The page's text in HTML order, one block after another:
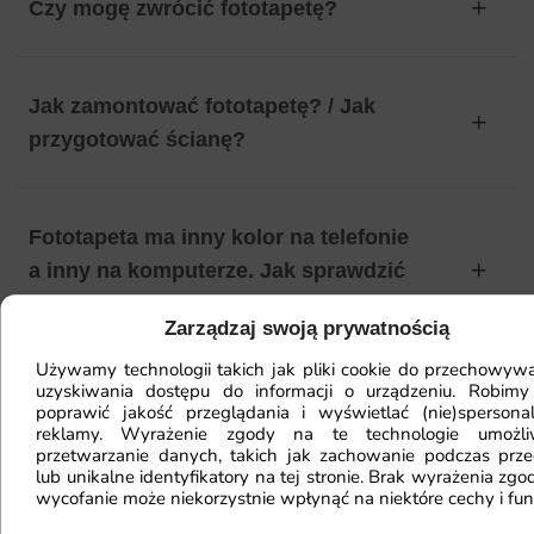
Zarządzaj swoją prywatnością
Używamy technologii takich jak pliki cookie do
uzyskiwania dostępu do informacji o urządzeniu.
poprawić jakość przeglądania i wyświetlać
reklamy. Wyrażenie zgody na te technologie
przetwarzanie danych, takich jak zachowanie podczas
lub unikalne identyfikatory na tej stronie. Brak wyrażenia
wycofanie może niekorzystnie wpłynąć na niektóre cechy i
Czy mogę zwrócić fototapetę?
Jak zamontować fototapetę? / Jak
przygotować ścianę?
Fototapeta ma inny kolor na telefonie
a inny na komputerze. Jak sprawdzić
kolor?
Jaki materiał wybrać?
Jaka jest trwałość fototapety?